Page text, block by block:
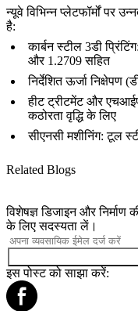
न्यूवे विभिन्न प्लेटफॉर्मों पर
है:
कार्बन स्टील 3डी प्रिंटिंग
और 1.2709 सहित
निर्देशित ऊर्जा निक्षेपण
हीट ट्रीटमेंटऔर
कठोरता वृद्धि के लिए
सीएनसी मशीनिंग: टूल
Related Blogs
विशेषज्ञ डिजाइन और
के लिए सदस्यता लें।
इस पोस्ट को साझा करें: